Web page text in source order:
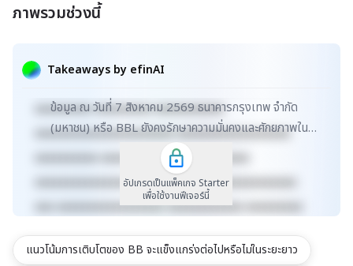
ภาพรวมช่วงนี้
Takeaways by efinAI
xxxxx xxxxxxxxxxxxxxxxxxxxxxxxxxxxxx
xxxxxxxxxxxxxxxxxx xxxxxxxxxxxxxxx xxxxx
xxxxxxxxx xxxxxxxxx xxxxxxxxxxx
xxxxxxxxxxxxxxxxxxxxxx xxxxxxxxxxxxxxxxxx
xxxxxxxxxx xxxxxxxxxxxxx xxxxxxxxxx
xxxxxxxxxxxxxxxxxxxxxxxxxx xxxxxxxxxxxxxxx
xxx xxxxxxxxxxxxxxxxx xxxxxxxxxxxx xxxxxxxxx
xxxxxxxxxxx xxxxxxxx xxxxxxxxxxxxxxxxxxxxxxx
xxxxxxxxxxxxxxxxxxx xxxxx
ข้อมูล ณ วันที่ 7 สิงหาคม 2569 ธนาคารกรุงเทพ จำกัด
(มหาชน) หรือ BBL ยังคงรักษาความมั่นคงและศักยภาพใน
ธุรกิจธนาคารพาณิชย์ครบวงจร ด้วยมูลค่าตลาดที่เพิ่มข...
อัปเกรดเป็นแพ็คเกจ Starter
เพื่อใช้งานฟีเจอร์นี้
แนวโน้มการเติบโตของ BB จะแข็งแกร่งต่อไปหรือไม่ในระยะยาว